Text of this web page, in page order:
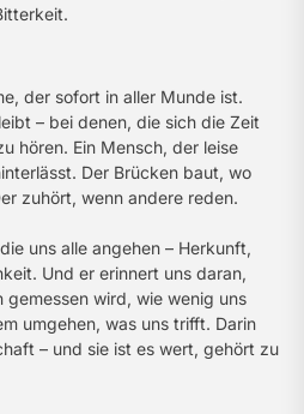
der sofort in aller Munde ist.
– bei denen, die sich die Zeit
hören. Ein Mensch, der leise
Der Brücken baut, wo
zuhört, wenn andere reden.
uns alle angehen – Herkunft,
Und er erinnert uns daran,
wird, wie wenig uns
umgehen, was uns trifft. Darin
– und sie ist es wert, gehört zu